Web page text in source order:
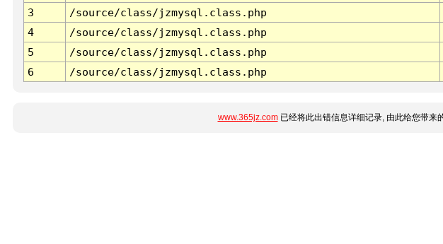
3
/source/class/jzmysql.class.php
4
/source/class/jzmysql.class.php
5
/source/class/jzmysql.class.php
6
/source/class/jzmysql.class.php
www.365jz.com已经将此出错信息详细记录, 由此给您带来